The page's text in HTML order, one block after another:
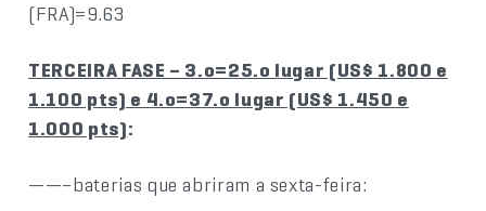
(FRA)=9.63
TERCEIRA FASE – 3.o=25.o lugar (US$ 1.800 e
1.100 pts) e 4.o=37.o lugar (US$ 1.450 e
1.000 pts):
——–baterias que abriram a sexta-feira: